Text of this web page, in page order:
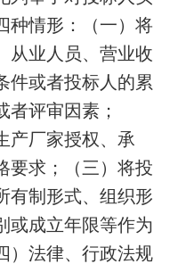
种情形：（一）将
从业人员、营业收
件或者投标人的累
者评审因素；
产厂家授权、承
要求；（三）将投
有制形式、组织形
或成立年限等作为
）法律、行政法规